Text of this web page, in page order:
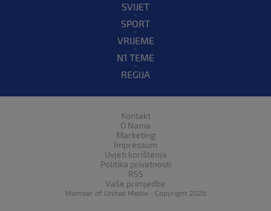
SVIJET
SPORT
VRIJEME
N1 TEME
REGIJA
Kontakt
O Nama
Marketing
Impressum
Uvjeti korištenja
Politika privatnosti
RSS
Vaše primjedbe
Member of United Media - Copyright 2026